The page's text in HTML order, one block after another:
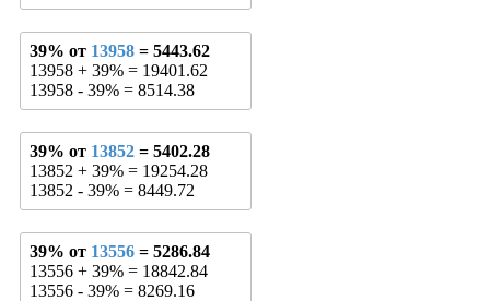
39% от 13958 = 5443.62
13958 + 39% = 19401.62
13958 - 39% = 8514.38
39% от 13852 = 5402.28
13852 + 39% = 19254.28
13852 - 39% = 8449.72
39% от 13556 = 5286.84
13556 + 39% = 18842.84
13556 - 39% = 8269.16